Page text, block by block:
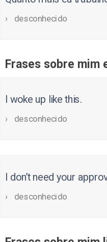
desconhecido
Frases sobre mim
I woke up like this.
desconhecido
I don’t need your
desconhecido